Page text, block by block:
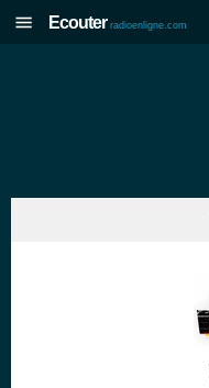
Ecouter radioenligne.com